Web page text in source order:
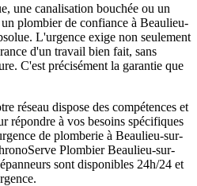
une canalisation bouchée ou un
plombier de confiance à Beaulieu-
L'urgence exige non seulement
d'un travail bien fait, sans
C'est précisément la garantie que
réseau dispose des compétences et
répondre à vos besoins spécifiques
de plomberie à Beaulieu-sur-
Plombier Beaulieu-sur-
sont disponibles 24h/24 et